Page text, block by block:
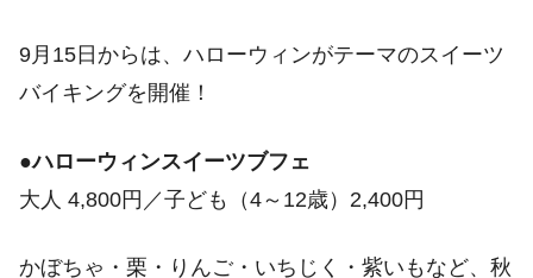
9月15日からは、ハローウィンがテーマのスイーツ
バイキングを開催！
●ハローウィンスイーツブフェ
大人 4,800円／子ども（4～12歳）2,400円
かぼちゃ・栗・りんご・いちじく・紫いもなど、秋